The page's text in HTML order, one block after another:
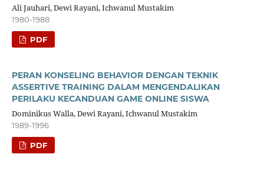
Ali Jauhari, Dewi Rayani, Ichwanul Mustakim
1980-1988
PDF
PERAN KONSELING BEHAVIOR DENGAN TEKNIK
ASSERTIVE TRAINING DALAM MENGENDALIKAN
PERILAKU KECANDUAN GAME ONLINE SISWA
Dominikus Walla, Dewi Rayani, Ichwanul Mustakim
1989-1996
PDF